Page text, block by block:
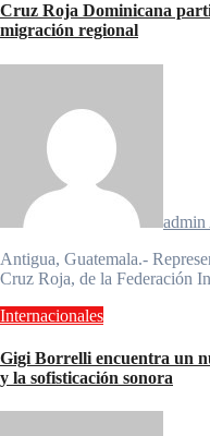
Cruz Roja Dominicana
migración regional
admin
Antigua, Guatemala.- Representantes de sociedades nacionales de
Cruz Roja, de la Federación
Internacionales
Gigi Borrelli encuentra un
y la sofisticación sonora